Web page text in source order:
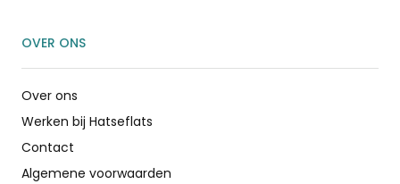
OVER ONS
Over ons
Werken bij Hatseflats
Contact
Algemene voorwaarden